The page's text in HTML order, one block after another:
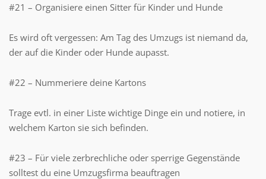
#21 – Organisiere einen Sitter für Kinder und Hunde
Es wird oft vergessen: Am Tag des Umzugs ist niemand da,
der auf die Kinder oder Hunde aupasst.
#22 – Nummeriere deine Kartons
Trage evtl. in einer Liste wichtige Dinge ein und notiere, in
welchem Karton sie sich befinden.
#23 – Für viele zerbrechliche oder sperrige Gegenstände
solltest du eine Umzugsfirma beauftragen